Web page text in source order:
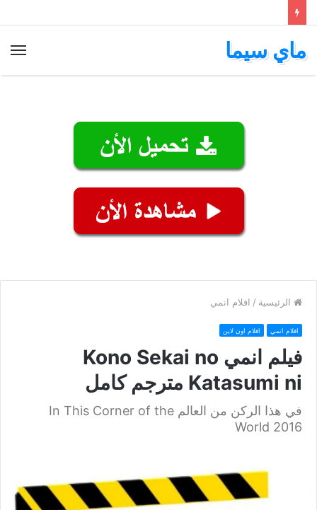
ماي سيما
الرئيسية / افلام انمي
افلام انمي افلام اون لاين
فيلم انمي Kono Sekai no
Katasumi ni مترجم كامل
في هذا الركن من العالم In This Corner of the
World 2016